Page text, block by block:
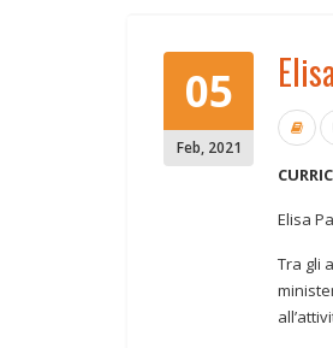
05
Feb, 2021
Elisa
Tra gli